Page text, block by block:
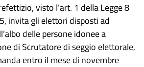
visto l’art. 1 della Legge 8
invita gli elettori disposti ad
delle persone idonee a
di Scrutatore di seggio elettorale,
entro il mese di novembre